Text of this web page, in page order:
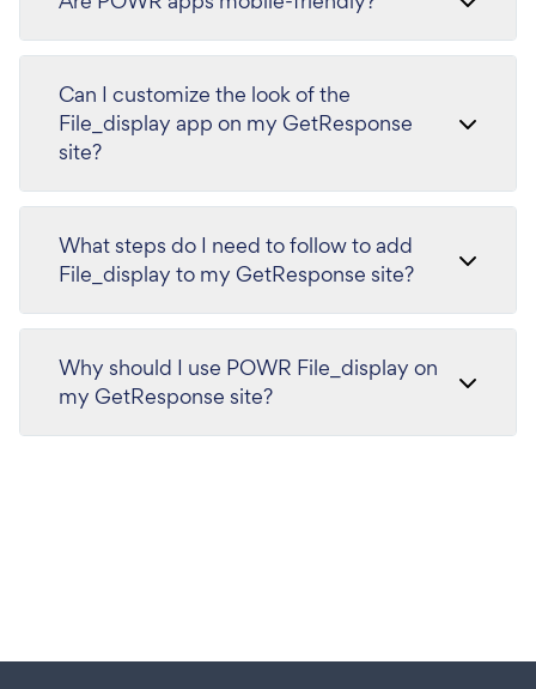
Can I customize the look of the
File_display app on my GetResponse
site?
What steps do I need to follow to add
File_display to my GetResponse site?
Why should I use POWR File_display on
my GetResponse site?